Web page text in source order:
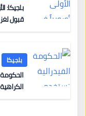
بلجيكا